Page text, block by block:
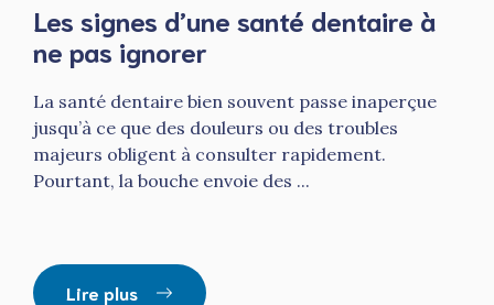
Les signes d’une santé dentaire à
ne pas ignorer
La santé dentaire bien souvent passe inaperçue
jusqu’à ce que des douleurs ou des troubles
majeurs obligent à consulter rapidement.
Pourtant, la bouche envoie des ...
Lire plus